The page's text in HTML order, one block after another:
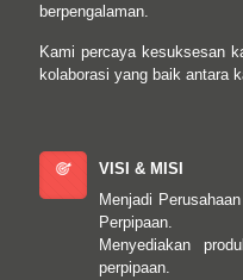
berpengalaman.
Kami percaya kesuksesan
kolaborasi yang baik antara
VISI & MISI
Menjadi
Perpipaan.
Menyediakan
perpipaan.